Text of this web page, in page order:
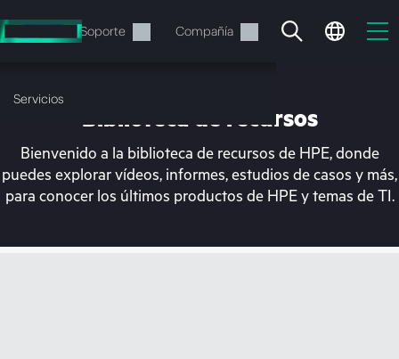
al
contenido
Soporte Compañía
Servicios
En estos momentos, tu
Biblioteca de recursos
Bienvenido a la biblioteca de recursos de HPE, donde
puedes explorar vídeos, informes, estudios de casos y más,
para conocer los últimos productos de HPE y temas de TI.